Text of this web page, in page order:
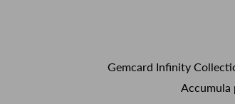
Gemcard Infinity
Accumula